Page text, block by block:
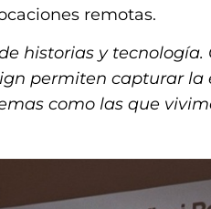
remotas.
historias y
permiten capturar la
como las que